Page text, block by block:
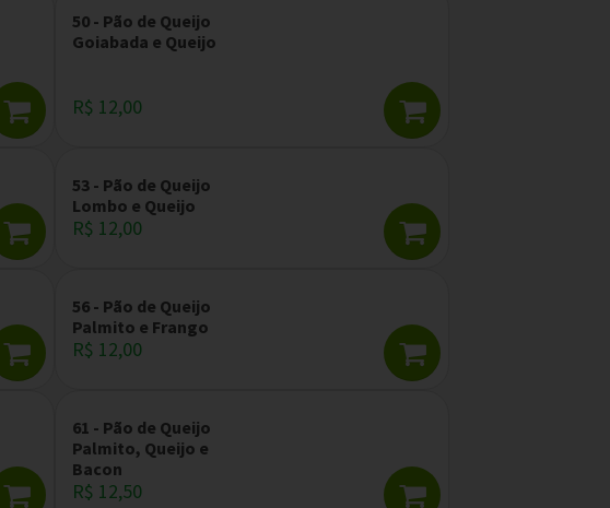
50 - Pão de Queijo
Goiabada e Queijo
R$ 12,00
53 - Pão de Queijo
Lombo e Queijo
R$ 12,00
56 - Pão de Queijo
Palmito e Frango
R$ 12,00
61 - Pão de Queijo
Palmito, Queijo e
Bacon
R$ 12,50